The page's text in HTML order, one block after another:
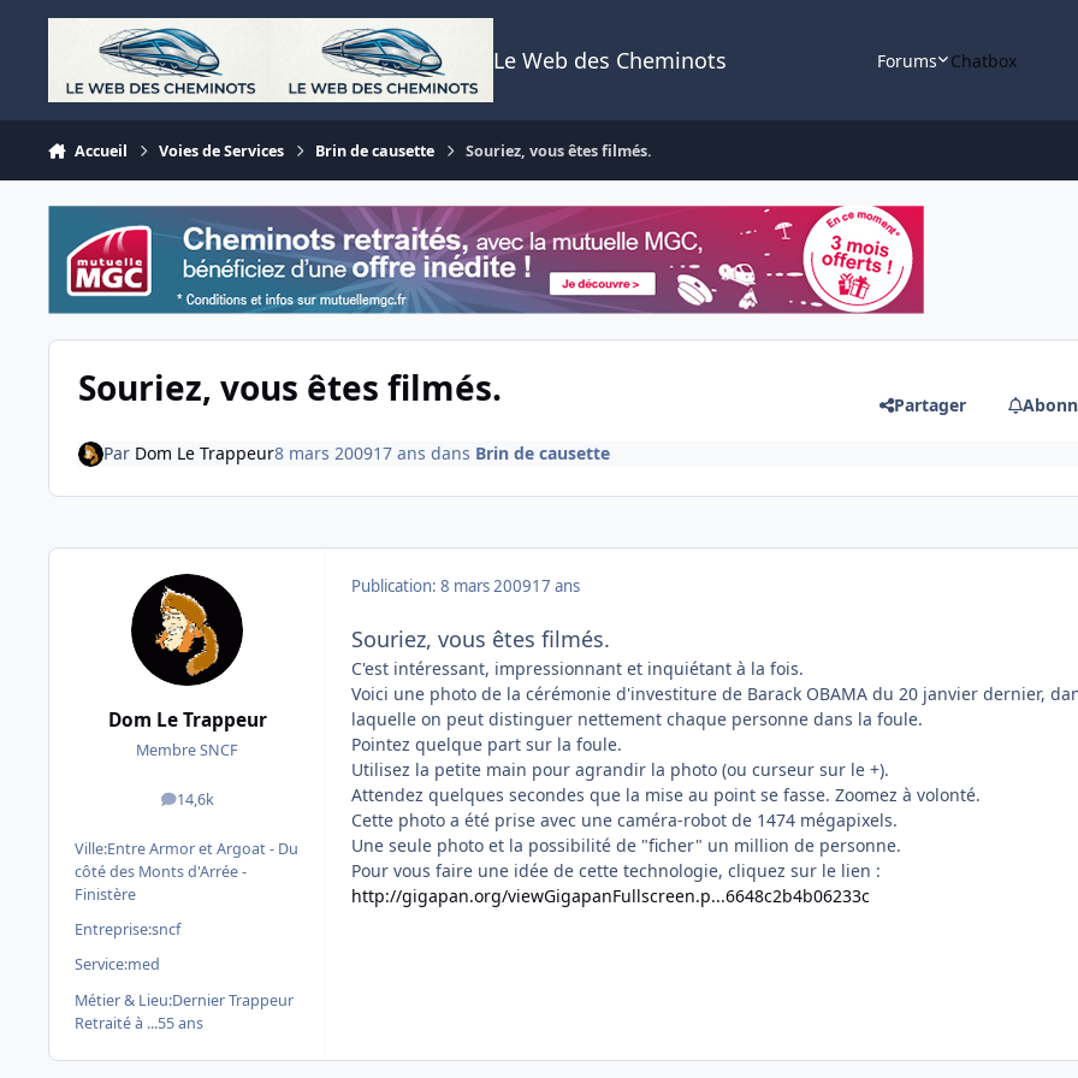
Aller au contenu
Le Web des Cheminots Forums Chatbox
Accueil Voies de Services Brin de causette Souriez, vous êtes filmés.
Souriez, vous êtes filmés. Partager
Par Dom Le Trappeur8 mars 200917 ans dans Brin de causette
Dom Le Trappeur
Membre SNCF
14,6k
messages
Ville:Entre Armor et Argoat - Du
côté des Monts d'Arrée -
Finistère
Entreprise:sncf
Service:med
Métier & Lieu:Dernier Trappeur
Retraité à ...55 ans
Publication: 8 mars 200917 ans
Souriez, vous êtes filmés.
C'est intéressant, impressionnant et inquiétant à la fois.
Voici une photo de la cérémonie d'investiture de Barack OBAMA du 20 janvier dernier,
laquelle on peut distinguer nettement chaque personne dans la foule.
Pointez quelque part sur la foule.
Utilisez la petite main pour agrandir la photo (ou curseur sur le +).
Attendez quelques secondes que la mise au point se fasse. Zoomez à volonté.
Cette photo a été prise avec une caméra-robot de 1474 mégapixels.
Une seule photo et la possibilité de "ficher" un million de personne.
Pour vous faire une idée de cette technologie, cliquez sur le lien :
http://gigapan.org/viewGigapanFullscreen.p...6648c2b4b06233c